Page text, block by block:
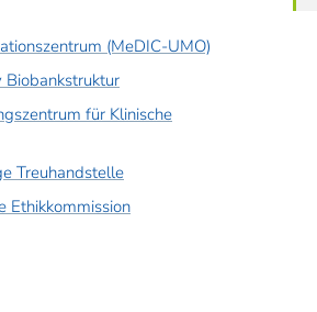
(MeDIC-UMO)
Biobankstruktur
für Klinische
Treuhandstelle
Ethikkommission